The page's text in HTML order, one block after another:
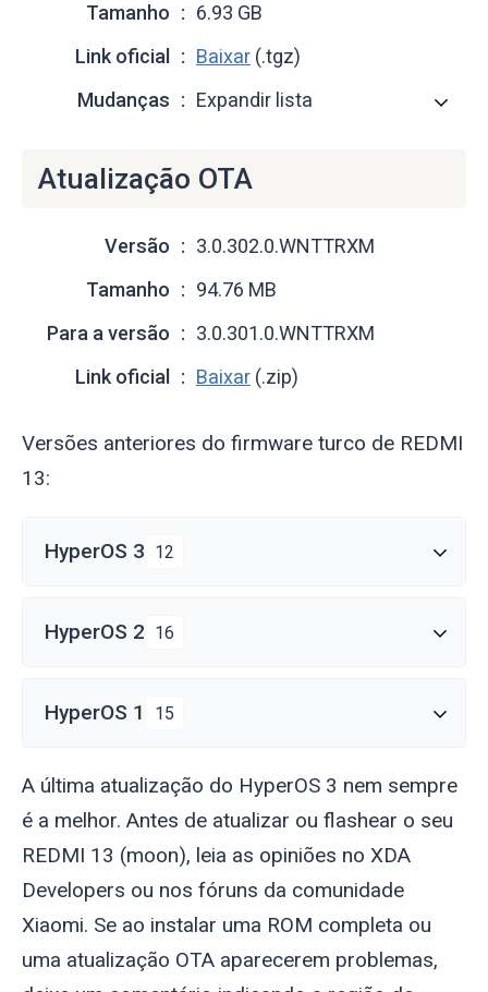
Tamanho
6.93 GB
Link oficial
Baixar (.tgz)
Mudanças
Expandir lista
Atualização OTA
Versão
3.0.302.0.WNTTRXM
Tamanho
94.76 MB
Para a versão
3.0.301.0.WNTTRXM
Link oficial
Baixar (.zip)
Versões anteriores do firmware turco de REDMI
13:
HyperOS 3 12
HyperOS 2 16
HyperOS 1 15
A última atualização do HyperOS 3 nem sempre
é a melhor. Antes de atualizar ou flashear o seu
REDMI 13 (moon), leia as opiniões no XDA
Developers ou nos fóruns da comunidade
Xiaomi. Se ao instalar uma ROM completa ou
uma atualização OTA aparecerem problemas,